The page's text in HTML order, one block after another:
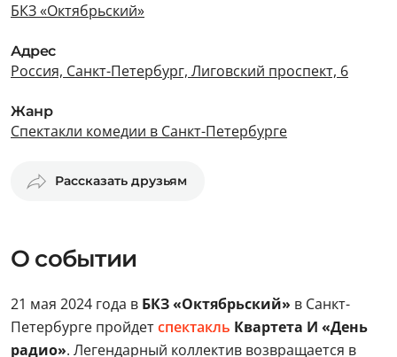
БКЗ «Октябрьский»
Адрес
Россия, Санкт-Петербург, Лиговский проспект, 6
Жанр
Спектакли комедии в Санкт-Петербурге
Рассказать друзьям
О событии
21 мая 2024 года в БКЗ «Октябрьский» в Санкт-
Петербурге пройдетспектакль Квартета И «День
радио». Легендарный коллектив возвращается в